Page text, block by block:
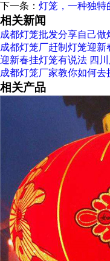
下一条： 灯笼，一种独特
相关新闻
成都灯笼批发分享自己
成都灯笼厂赶制灯笼迎新
迎新春挂灯笼有说法 四
成都灯笼厂家教你如何去
相关产品